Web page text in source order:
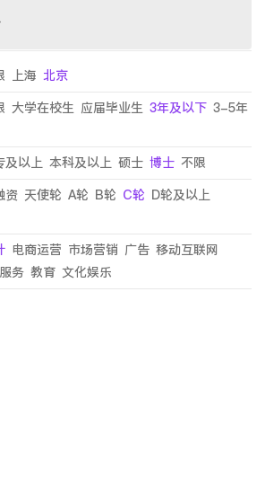
上海 北京
大学在校生 应届毕业生 3年及以下 3-5年
及以上 本科及以上 硕士 博士 不限
资 天使轮 A轮 B轮 C轮 D轮及以上
电商运营 市场营销 广告 移动互联网
务 教育 文化娱乐